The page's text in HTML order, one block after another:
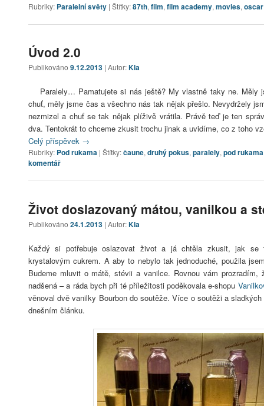
Rubriky: Paralelní světy | Štítky:87th, film, film academy, movies, oscar
Úvod 2.0
Publikováno 9.12.2013 | Autor:Kla
Paralely… Pamatujete si nás ještě? My vlastně taky ne. Měly
chuť, měly jsme čas a všechno nás tak nějak přešlo. Nevydržely
nezmizel a chuť se tak nějak plíživě vrátila. Právě teď je ten
dva. Tentokrát to chceme zkusit trochu jinak a uvidíme, co z toho
Celý příspěvek →
Rubriky: Pod rukama | Štítky:čaune, druhý pokus, paralely, pod rukama
komentář
Život doslazovaný mátou, vanilkou a
Publikováno 24.1.2013 | Autor:Kla
Každý si potřebuje oslazovat život a já chtěla zkusit, jak
krystalovým cukrem. A aby to nebylo tak jednoduché, použila
Budeme mluvit o mátě, stévii a vanilce. Rovnou vám prozradím,
nadšená – a ráda bych při té příležitosti poděkovala e-shopu
věnoval dvě vanilky Bourbon do soutěže. Více o soutěži a
dnešním článku.